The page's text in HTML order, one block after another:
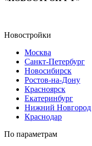
Новостройки
Москва
Санкт-Петербург
Новосибирск
Ростов-на-Дону
Красноярск
Екатеринбург
Нижний Новгород
Краснодар
По параметрам